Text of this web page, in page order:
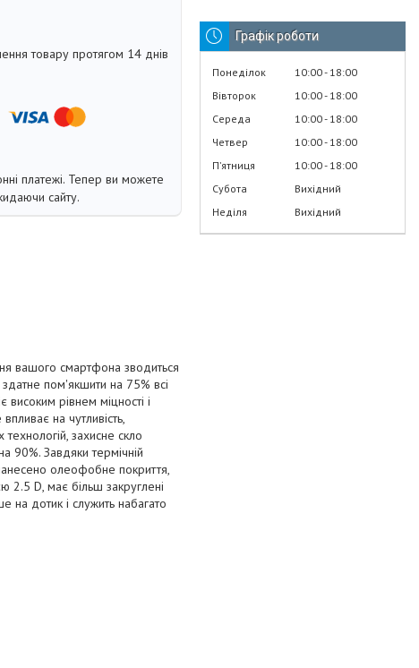
товару протягом 14 днів
платежі. Тепер ви можете
сайту.
вашого смартфона зводиться
пом'якшити на 75% всі
рівнем міцності і
на чутливість,
захисне скло
90%. Завдяки термічній
олеофобне покриття,
2.5 D, має більш закруглені
на дотик і служить набагато
Графік роботи
Понеділок 10:00 18:00
Вівторок
10:00 18:00
Середа
10:00 18:00
Четвер
10:00 18:00
Пʼятниця
10:00 18:00
Субота
Вихідний
Неділя
Вихідний